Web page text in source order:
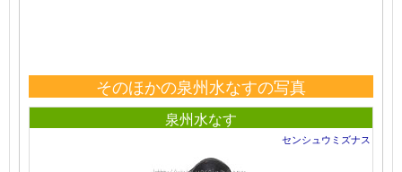
そのほかの泉州水なすの写真
泉州水なす
センシュウミズナス